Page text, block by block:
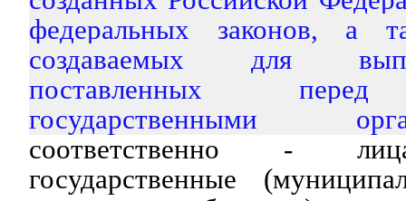
федеральных законов, а
создаваемых для
поставленных перед
государственными
соответственно -
государственные